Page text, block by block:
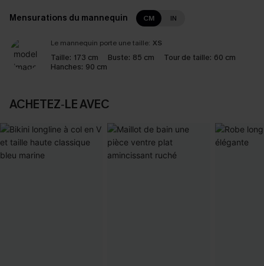
Mensurations du mannequin CM IN
Le mannequin porte une taille: XS
Taille: 173 cm Buste: 85 cm Tour de taille: 60 cm
Hanches: 90 cm
ACHETEZ‑LE AVEC